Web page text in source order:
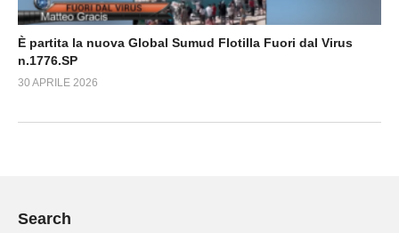
È partita la nuova Global Sumud Flotilla Fuori dal Virus
n.1776.SP
30 APRILE 2026
Search